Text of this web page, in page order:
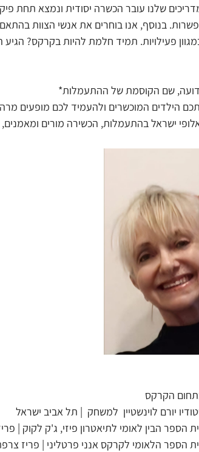
שלנו עובר הכשרה יסודית ונמצא תחת
בנוסף, אנו בוחרים את אנשי הצוות בהתאם
שם הקוסמת של ההתעמלות*
הילדים המוכשרים ולהעמיד לכם מופעים
ישראל בהתעמלות, הכשירה מורים
הקרקס